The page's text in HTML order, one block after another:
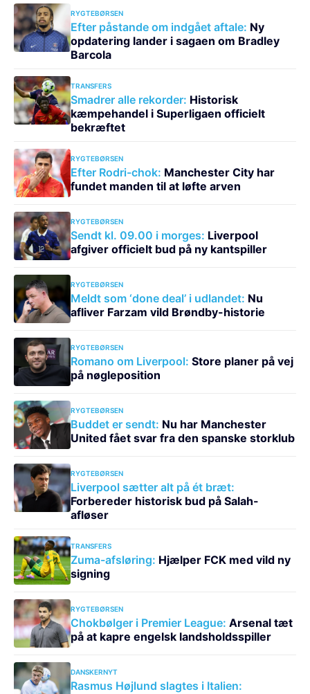
RYGTEBØRSEN
Efter påstande om indgået aftale: Ny
opdatering lander i sagaen om Bradley
Barcola
TRANSFERS
Smadrer alle rekorder: Historisk
kæmpehandel i Superligaen officielt
bekræftet
RYGTEBØRSEN
Efter Rodri-chok: Manchester City har
fundet manden til at løfte arven
RYGTEBØRSEN
Sendt kl. 09.00 i morges: Liverpool
afgiver officielt bud på ny kantspiller
RYGTEBØRSEN
Meldt som ‘done deal’ i udlandet: Nu
afliver Farzam vild Brøndby-historie
RYGTEBØRSEN
Romano om Liverpool: Store planer på vej
på nøgleposition
RYGTEBØRSEN
Buddet er sendt: Nu har Manchester
United fået svar fra den spanske storklub
RYGTEBØRSEN
Liverpool sætter alt på ét bræt:
Forbereder historisk bud på Salah-
afløser
TRANSFERS
Zuma-afsløring: Hjælper FCK med vild ny
signing
RYGTEBØRSEN
Chokbølger i Premier League: Arsenal tæt
på at kapre engelsk landsholdsspiller
DANSKERNYT
Rasmus Højlund slagtes i Italien: